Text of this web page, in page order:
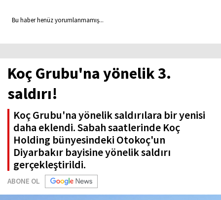
Bu haber henüz yorumlanmamış...
Koç Grubu'na yönelik 3.
saldırı!
Koç Grubu'na yönelik saldırılara bir yenisi
daha eklendi. Sabah saatlerinde Koç
Holding bünyesindeki Otokoç'un
Diyarbakır bayisine yönelik saldırı
gerçekleştirildi.
ABONE OL